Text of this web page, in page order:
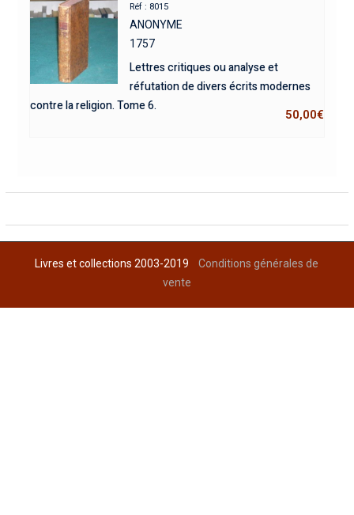
Réf : 8015
ANONYME
1757
Lettres critiques ou analyse et
réfutation de divers écrits modernes
contre la religion. Tome 6.
50,00€
Livres et collections 2003-2019Conditions générales de
vente